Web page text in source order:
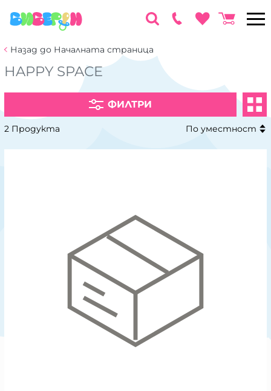
Назад до Началната страница
HAPPY SPACE
ФИЛТРИ
2 Продукта По уместност